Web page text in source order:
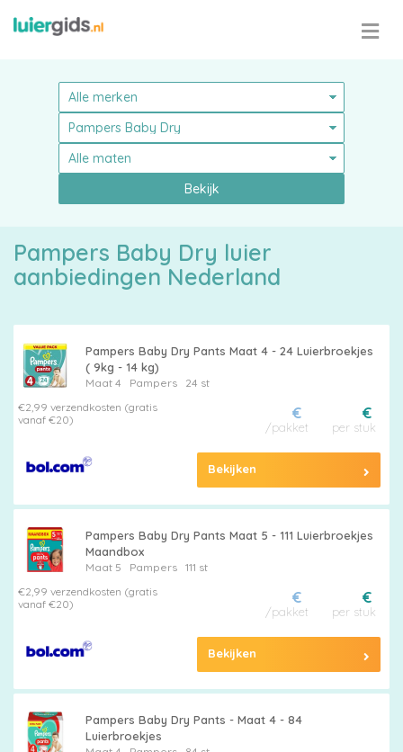
Pampers
luiers
Bekijk
Pampers Baby Dry luier
aanbiedingen Nederland
Pampers Baby Dry Pants Maat 4 - 24 Luierbroekjes
( 9kg - 14 kg)
Maat 4 Pampers
24 st
€2,99 verzendkosten (gratis
vanaf €20)
€
per stuk
€
/pakket
Bekijken
Pampers Baby Dry Pants Maat 5 - 111 Luierbroekjes
Maandbox
Maat 5 Pampers
111 st
€2,99 verzendkosten (gratis
vanaf €20)
€
per stuk
€
/pakket
Bekijken
Pampers Baby Dry Pants - Maat 4 - 84
Luierbroekjes